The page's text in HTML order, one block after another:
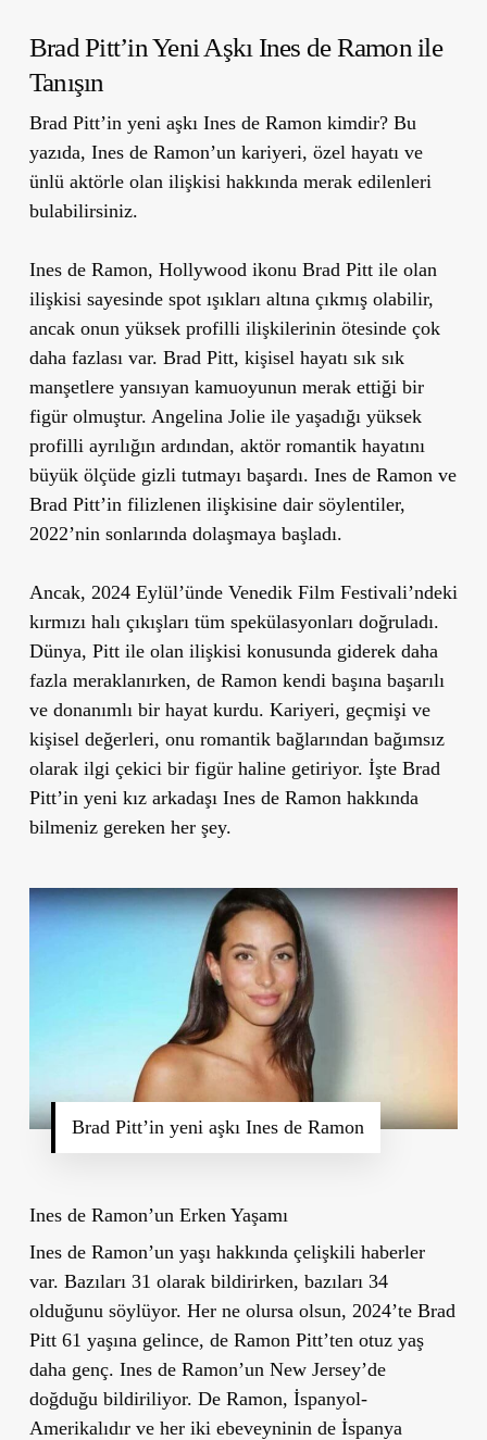
Brad Pitt’in Yeni Aşkı Ines de Ramon ile
Tanışın
Brad Pitt’in yeni aşkı Ines de Ramon kimdir? Bu
yazıda, Ines de Ramon’un kariyeri, özel hayatı ve
ünlü aktörle olan ilişkisi hakkında merak edilenleri
bulabilirsiniz.
Ines de Ramon, Hollywood ikonu Brad Pitt ile olan
ilişkisi sayesinde spot ışıkları altına çıkmış olabilir,
ancak onun yüksek profilli ilişkilerinin ötesinde çok
daha fazlası var. Brad Pitt, kişisel hayatı sık sık
manşetlere yansıyan kamuoyunun merak ettiği bir
figür olmuştur. Angelina Jolie ile yaşadığı yüksek
profilli ayrılığın ardından, aktör romantik hayatını
büyük ölçüde gizli tutmayı başardı. Ines de Ramon ve
Brad Pitt’in filizlenen ilişkisine dair söylentiler,
2022’nin sonlarında dolaşmaya başladı.
Ancak, 2024 Eylül’ünde Venedik Film Festivali’ndeki
kırmızı halı çıkışları tüm spekülasyonları doğruladı.
Dünya, Pitt ile olan ilişkisi konusunda giderek daha
fazla meraklanırken, de Ramon kendi başına başarılı
ve donanımlı bir hayat kurdu. Kariyeri, geçmişi ve
kişisel değerleri, onu romantik bağlarından bağımsız
olarak ilgi çekici bir figür haline getiriyor. İşte Brad
Pitt’in yeni kız arkadaşı Ines de Ramon hakkında
bilmeniz gereken her şey.
Brad Pitt’in yeni aşkı Ines de Ramon
Ines de Ramon’un Erken Yaşamı
Ines de Ramon’un yaşı hakkında çelişkili haberler
var. Bazıları 31 olarak bildirirken, bazıları 34
olduğunu söylüyor. Her ne olursa olsun, 2024’te Brad
Pitt 61 yaşına gelince, de Ramon Pitt’ten otuz yaş
daha genç. Ines de Ramon’un New Jersey’de
doğduğu bildiriliyor. De Ramon, İspanyol-
Amerikalıdır ve her iki ebeveyninin de İspanya